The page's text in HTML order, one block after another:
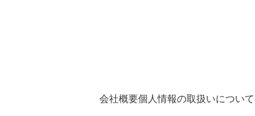
会社概要個人情報の取扱いについて